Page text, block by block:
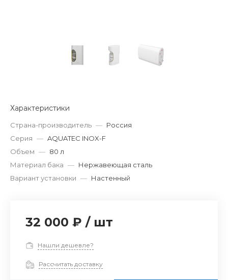
Характеристики
Страна-производитель — Россия
Серия — AQUATEC INOX-F
Объем — 80 л
Материал бака — Нержавеющая сталь
Вариант установки — Настенный
32 000 ₽ / шт
Нашли дешевле?
Рассчитать доставку